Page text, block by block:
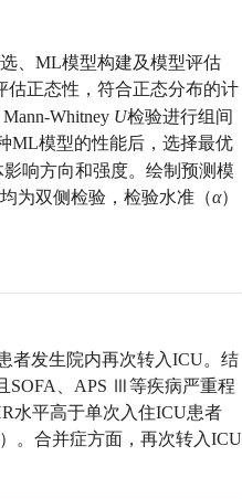
、ML模型构建及模型评估
估正态性，符合正态分布的计
Whitney U检验进行组间
ML模型的性能后，选择最优
响方向和强度。绘制预测模
为双侧检验，检验水准（α）
者发生院内再次转入ICU。结
SOFA、APS Ⅲ等疾病严重程
水平高于单次入住ICU患者
）。合并症方面，再次转入ICU